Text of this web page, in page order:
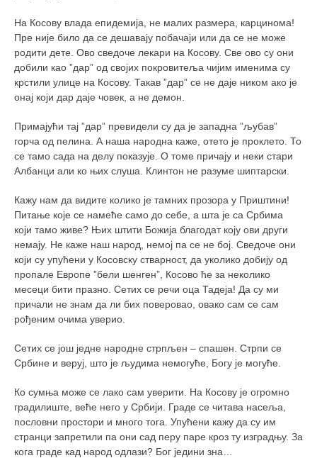
тимбеи рочин
тсунами дојо
програм
снимци наступа
галерија клуба
чланарина
контакт
термини тренинга
моја прича
моја прича
фотке
контакт
На Косову влада епидемија, не малих размера, карцинома!
Пре није било да се дешавају побачаји или да се не може
родити дете. Ово сведоче лекари на Косову. Све ово су они
добили као ”дар” од својих покровитеља чијим именима су
крстили улице на Косову. Такав ”дар” се не даје ником ако је
онај који дар даје човек, а не демон.
Примајући тај ”дар” превидели су да је западна ”љубав”
горча од пелина. А наша народна каже, отето је проклето. То
се тамо сада на делу показује. О томе причају и неки стари
Албанци али ко њих слуша. Клинтон не разуме шиптарски.
Кажу нам да видите колико је тамних прозора у Приштини!
Питање које се намеће само до себе, а шта је са Србима
који тамо живе? Њих штити Божија благодат коју ови други
немају. Не каже наш народ, немој па се не бој. Сведоче они
који су упућени у Косовску стварност, да уколико добију од
пропале Европе ”бели шенген”, Косово ће за неколико
месеци бити празно. Сетих се речи оца Тадеја! Да су ми
причали не знам да ли бих поверовао, овако сам се сам
рођеним очима уверио.
Сетих се још једне народне стрпљен – спашен. Стрпи се
Србине и веруј, што је људима немогуће, Богу је могуће.
Ко сумња може се лако сам уверити. На Косову је огромно
градилиште, веће него у Србији. Граде се читава насеља,
пословни простори и много тога. Упућени кажу да су им
странци запретили па они сад перу паре кроз ту изградњу. За
кога граде кад народ одлази? Бог једини зна…